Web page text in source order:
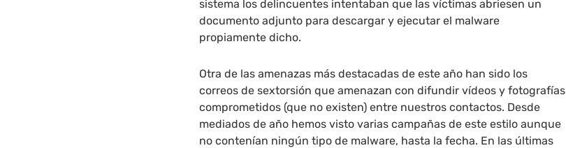
sistema los delincuentes intentaban que las víctimas abriesen un
documento adjunto para descargar y ejecutar el malware
propiamente dicho.
Otra de las amenazas más destacadas de este año han sido los
correos de sextorsión que amenazan con difundir vídeos y fotografías
comprometidos (que no existen) entre nuestros contactos. Desde
mediados de año hemos visto varias campañas de este estilo aunque
no contenían ningún tipo de malware, hasta la fecha. En las últimas